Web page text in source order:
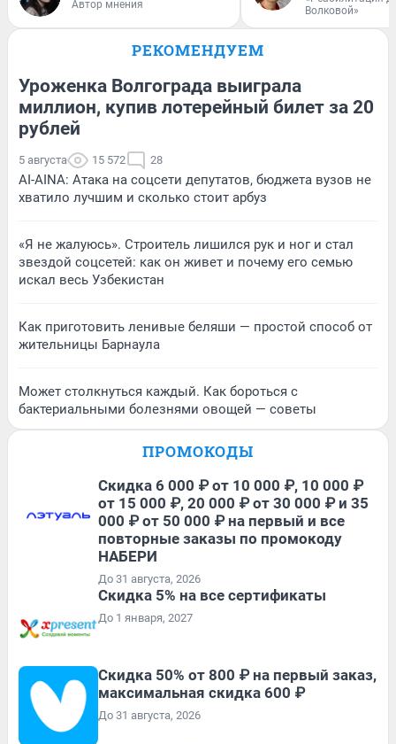
Автор мнения
Волковой»
РЕКОМЕНДУЕМ
Уроженка Волгограда выиграла
миллион, купив лотерейный билет за 20
рублей
5 августа 15 572 28
AI-AINA: Атака на соцсети депутатов, бюджета вузов не
хватило лучшим и сколько стоит арбуз
«Я не жалуюсь». Строитель лишился рук и ног и стал
звездой соцсетей: как он живет и почему его семью
искал весь Узбекистан
Как приготовить ленивые беляши — простой способ от
жительницы Барнаула
Может столкнуться каждый. Как бороться с
бактериальными болезнями овощей — советы
ПРОМОКОДЫ
Скидка 6 000 ₽ от 10 000 ₽, 10 000 ₽
от 15 000 ₽, 20 000 ₽ от 30 000 ₽ и 35
000 ₽ от 50 000 ₽ на первый и все
повторные заказы по промокоду
НАБЕРИ
До 31 августа, 2026
Скидка 5% на все сертификаты
До 1 января, 2027
Скидка 50% от 800 ₽ на первый заказ,
максимальная скидка 600 ₽
До 31 августа, 2026